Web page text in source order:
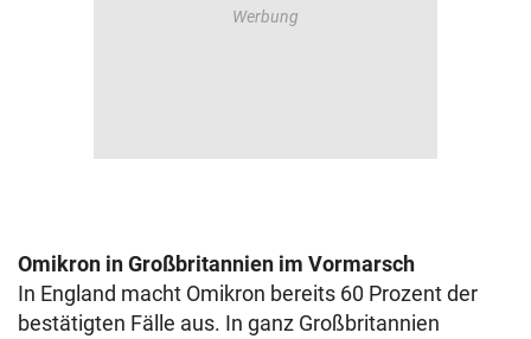
Omikron in Großbritannien im Vormarsch
In England macht Omikron bereits 60 Prozent der
bestätigten Fälle aus. In ganz Großbritannien